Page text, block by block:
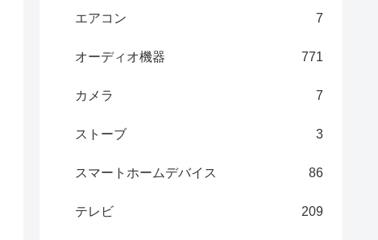
エアコン 7
オーディオ機器 771
カメラ 7
ストーブ 3
スマートホームデバイス 86
テレビ 209